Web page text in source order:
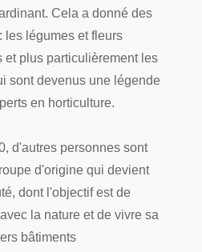
Cela a donné des
les légumes et fleurs
et plus particulièrement les
sont devenus une légende
en horticulture.
d'autres personnes sont
d'origine qui devient
dont l'objectif est de
la nature et de vivre sa
bâtiments